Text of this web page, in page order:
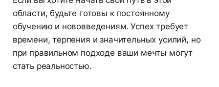
области, будьте готовы к постоянному
обучению и нововведениям. Успех требует
времени, терпения и значительных усилий, но
при правильном подходе ваши мечты могут
стать реальностью.